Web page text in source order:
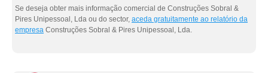
Se deseja obter mais informação comercial de Construções Sobral &
Pires Unipessoal, Lda ou do sector, aceda gratuitamente ao relatório da
empresa Construções Sobral & Pires Unipessoal, Lda.